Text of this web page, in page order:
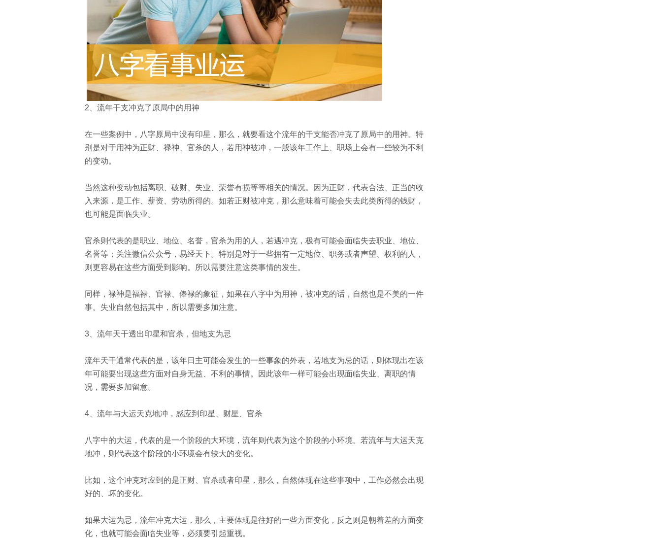
2 、流年干支冲克了原局中的用神
在一些案例中，八字原局中没有印星，那么，就要看这个流年的干支能否冲克了原局中的用神。特
别是对于用神为正财、禄神、官杀的人，若用神被冲，一般该年工作上、职场上会有一些较为不利
的变动。
当然这种变动包括离职、破财、失业、荣誉有损等等相关的情况。因为正财，代表合法、正当的收
入来源，是工作、薪资、劳动所得的。如若正财被冲克，那么意味着可能会失去此类所得的钱财，
也可能是面临失业。
官杀则代表的是职业、地位、名誉，官杀为用的人，若遇冲克，极有可能会面临失去职业、地位、
名誉等；关注微信公众号，易经天下。特别是对于一些拥有一定地位、职务或者声望、权利的人，
则更容易在这些方面受到影响。所以需要注意这类事情的发生。
同样，禄神是福禄、官禄、俸禄的象征，如果在八字中为用神，被冲克的话，自然也是不美的一件
事。失业自然包括其中，所以需要多加注意。
3 、流年天干透出印星和官杀，但地支为忌
流年天干通常代表的是，该年日主可能会发生的一些事象的外表，若地支为忌的话，则体现出在该
年可能要出现这些方面对自身无益、不利的事情。因此该年一样可能会出现面临失业、离职的情
况，需要多加留意。
4 、流年与大运天克地冲，感应到印星、财星、官杀
八字中的大运，代表的是一个阶段的大环境，流年则代表为这个阶段的小环境。若流年与大运天克
地冲，则代表这个阶段的小环境会有较大的变化。
比如，这个冲克对应到的是正财、官杀或者印星，那么，自然体现在这些事项中，工作必然会出现
好的、坏的变化。
如果大运为忌，流年冲克大运，那么，主要体现是往好的一些方面变化，反之则是朝着差的方面变
化，也就可能会面临失业等，必须要引起重视。